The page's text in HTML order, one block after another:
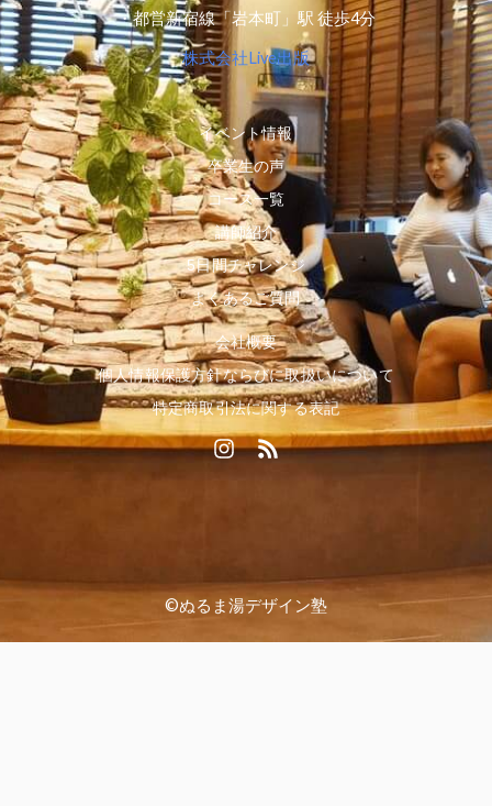
・都営新宿線「岩本町」駅 徒歩4分
株式会社Live出版
イベント情報
卒業生の声
コース一覧
講師紹介
5日間チャレンジ
よくあるご質問
会社概要
個人情報保護方針ならびに取扱いについて
特定商取引法に関する表記
I
n
a
m
R
s
©ぬるま湯デザイン塾